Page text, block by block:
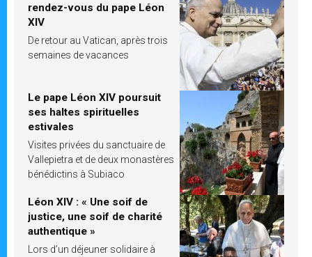
rendez-vous du pape Léon
XIV
De retour au Vatican, après trois
semaines de vacances
Le pape Léon XIV poursuit
ses haltes spirituelles
estivales
Visites privées du sanctuaire de
Vallepietra et de deux monastères
bénédictins à Subiaco
Léon XIV : « Une soif de
justice, une soif de charité
authentique »
Lors d’un déjeuner solidaire à